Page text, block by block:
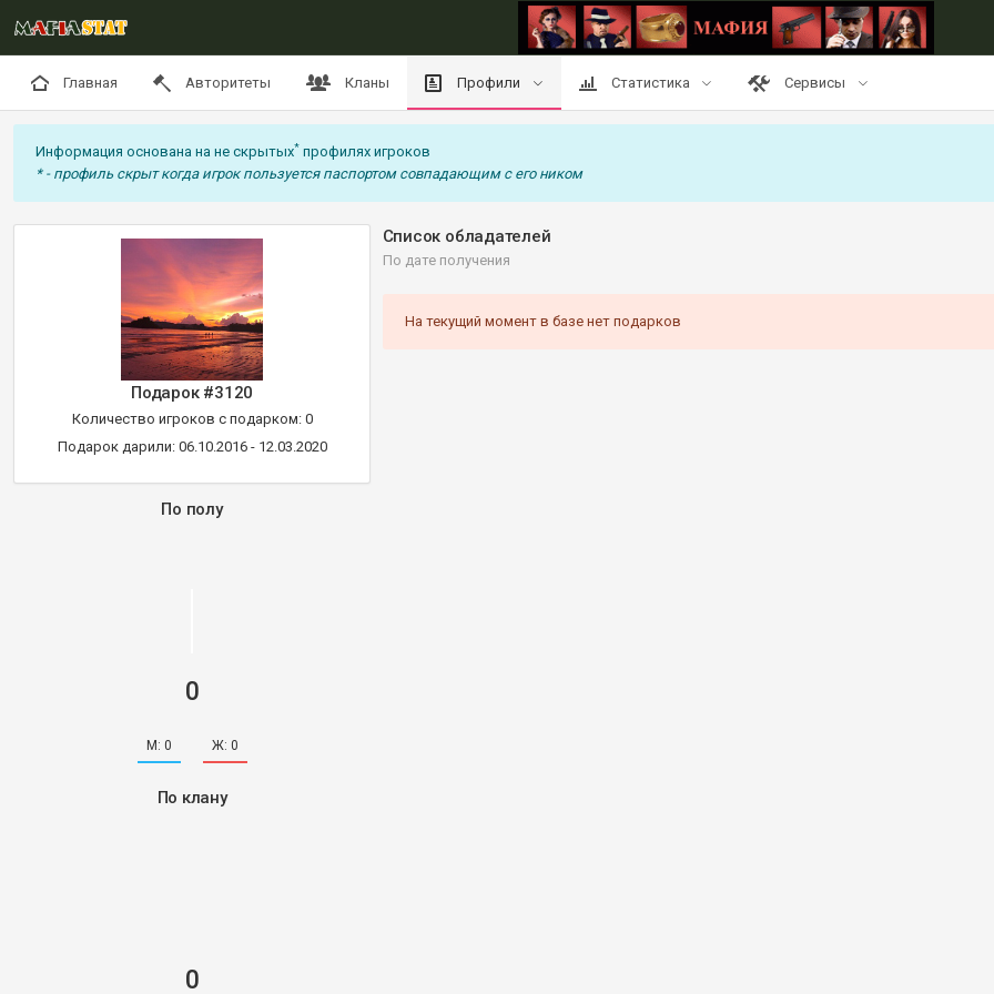
Главная Авторитеты Кланы Профили Статистика Сервисы
Информация основана на не скрытых* профилях игроков
* - профиль скрыт когда игрок пользуется паспортом совпадающим с его ником
Подарок #3120
Количество игроков с подарком: 0
Подарок дарили: 06.10.2016 - 12.03.2020
По полу
0
М: 0 Ж: 0
По клану
0
Список обладателей
По дате получения
На текущий момент в базе нет подарков